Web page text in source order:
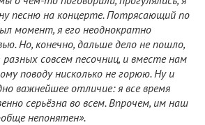
песню на концерте. Потрясающий по
момент, я его неоднократно
Но, конечно, дальше дело не пошло,
совсем песочниц, и вместе нам
поводу нисколько не горюю. Ну и
важнейшее отличие: я все время
серьёзна во всем. Впрочем, им наш
непонятен».